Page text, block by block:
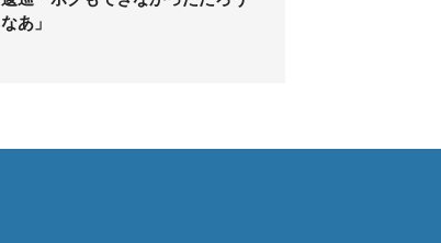
なあ」